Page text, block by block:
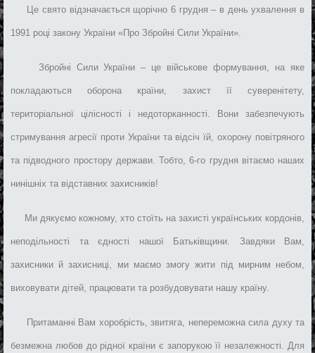
Це свято відзначається щорічно 6 грудня– в день ухвалення в
1991 році закону України «Про Збройні Сили України».
Збройні Сили України – це військове формування, на яке
покладаються оборона країни, захист її суверенітету,
територіальної цілісності і недоторканності. Вони забезпечують
стримування агресії проти України та відсіч їй, охорону повітряного
та підводного простору держави. Тобто, 6-го грудня вітаємо наших
нинішніх та відставних захисників!
Ми дякуємо кожному, хто стоїть на захисті українських кордонів,
неподільності та єдності нашої Батьківщини. Завдяки Вам,
захисники й захисниці, ми маємо змогу жити під мирним небом,
виховувати дітей, працювати та розбудовувати нашу країну.
Притаманні Вам хоробрість, звитяга, непереможна сила духу та
безмежна любов до рідної країни є запорукою її незалежності. Для